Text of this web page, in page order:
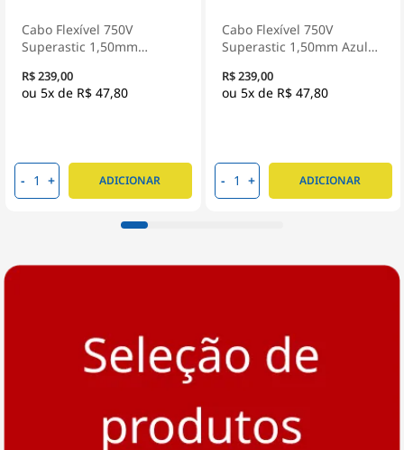
Cabo Flexível 750V
Superastic 1,50mm
Prysmian
R$ 239,00
5x de R$ 47,80
- + ADICIONAR
Cabo Flexível 750V
Superastic 1,50mm Azul
R$ 239,00
5x de R$ 47,80
- + ADICIONAR